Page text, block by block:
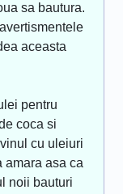
sa bautura.
aceasta
pentru
coca si
cu uleiuri
amara asa ca
noii bauturi